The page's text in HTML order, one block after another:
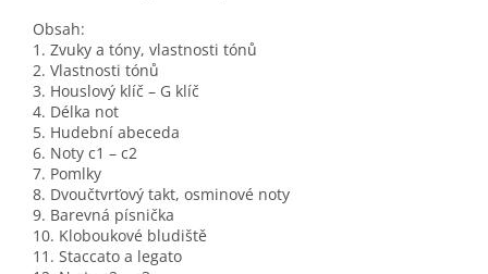
Obsah:
1. Zvuky a tóny, vlastnosti tónů
2. Vlastnosti tónů
3. Houslový klíč – G klíč
4. Délka not
5. Hudební abeceda
6. Noty c1 – c2
7. Pomlky
8. Dvoučtvrťový takt, osminové noty
9. Barevná písnička
10. Kloboukové bludiště
11. Staccato a legato